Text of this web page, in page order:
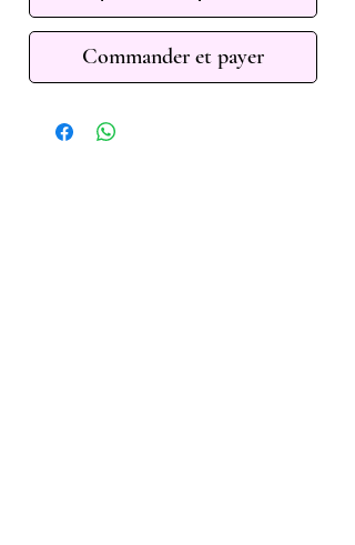
Commander et payer